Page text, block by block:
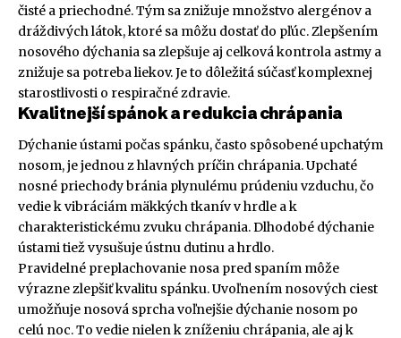
čisté a priechodné. Tým sa znižuje množstvo alergénov a
dráždivých látok, ktoré sa môžu dostať do pľúc. Zlepšením
nosového dýchania sa zlepšuje aj celková kontrola astmy a
znižuje sa potreba liekov. Je to dôležitá súčasť komplexnej
starostlivosti o respiračné zdravie.
Kvalitnejší spánok a redukcia chrápania
Dýchanie ústami počas spánku, často spôsobené upchatým
nosom, je jednou z hlavných príčin chrápania. Upchaté
nosné priechody bránia plynulému prúdeniu vzduchu, čo
vedie k vibráciám mäkkých tkanív v hrdle a k
charakteristickému zvuku chrápania. Dlhodobé dýchanie
ústami tiež vysušuje ústnu dutinu a hrdlo.
Pravidelné preplachovanie nosa pred spaním môže
výrazne zlepšiť kvalitu spánku. Uvoľnením nosových ciest
umožňuje nosová sprcha voľnejšie dýchanie nosom po
celú noc. To vedie nielen k zníženiu chrápania, ale aj k